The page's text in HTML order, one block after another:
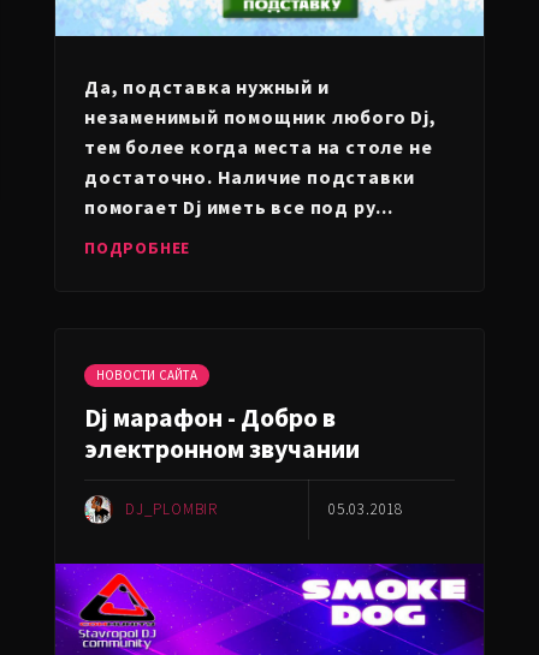
Да, подставка нужный и
незаменимый помощник любого Dj,
тем более когда места на столе не
достаточно. Наличие подставки
помогает Dj иметь все под ру...
ПОДРОБНЕЕ
НОВОСТИ САЙТА
Dj марафон - Добро в
электронном звучании
DJ_PLOMBIR 05.03.2018